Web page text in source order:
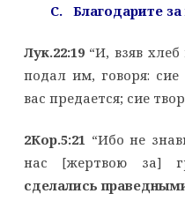
C. Благодарите
Лук.22:19“И, взяв
подал им, говоря:
вас предается; сие
2Кор.5:21 “Ибо не
нас [жертвою за]
сделались